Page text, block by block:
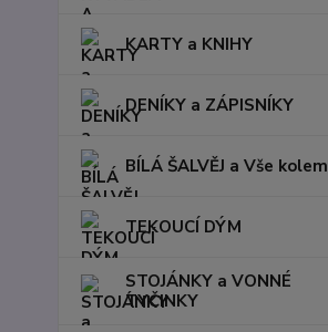
KARTY a KNIHY
DENÍKY a ZÁPISNÍKY
BÍLÁ ŠALVĚJ a Vše kolem
TEKOUCÍ DÝM
STOJÁNKY a VONNÉ
TYČINKY